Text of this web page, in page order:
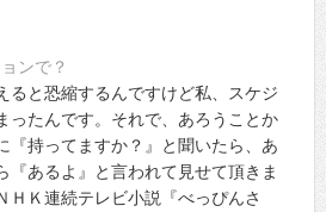
ンで？
ると恐縮するんですけど私、スケジ
ったんです。それで、あろうことか
『持ってますか？』と聞いたら、あ
『あるよ』と言われて見せて頂きま
ＨＫ連続テレビ小説『べっぴんさ